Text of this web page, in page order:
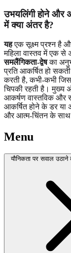
उभयलिंगी होने और
में क्या अंतर है?
यहएक सूक्ष्म प्रश्न है
महिला वास्तव में एक से
समलैंगिकता-द्वेषका
प्रति आकर्षित हो
करती है, कभी-कभी
चिपकी रहती है। मुख्य
आकर्षण वास्तविक और
आकर्षित होने के डर या
और आत्म-चिंतन के साथ
Menu
यौनिकता पर सवाल